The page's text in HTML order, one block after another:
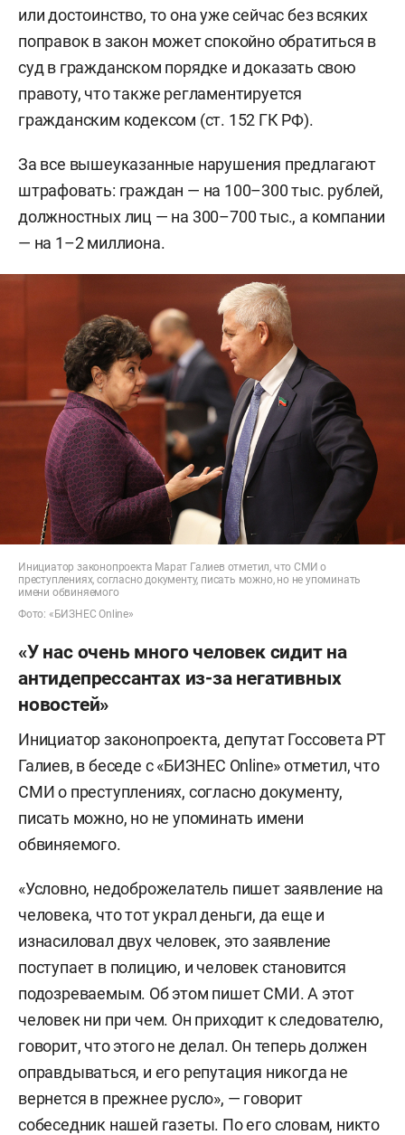
или достоинство, то она уже сейчас без всяких
поправок в закон может спокойно обратиться в
суд в гражданском порядке и доказать свою
правоту, что также регламентируется
гражданским кодексом (ст. 152 ГК РФ).
За все вышеуказанные нарушения предлагают
штрафовать: граждан — на 100–300 тыс. рублей,
должностных лиц — на 300–700 тыс., а компании
— на 1–2 миллиона.
Инициатор законопроекта Марат Галиев отметил, что СМИ о
преступлениях, согласно документу, писать можно, но не упоминать
имени обвиняемого
Фото: «БИЗНЕС Online»
«У нас очень много человек сидит на
антидепрессантах из-за негативных
новостей»
Инициатор законопроекта, депутат Госсовета РТ
Галиев, в беседе с «БИЗНЕС Online» отметил, что
СМИ о преступлениях, согласно документу,
писать можно, но не упоминать имени
обвиняемого.
«Условно, недоброжелатель пишет заявление на
человека, что тот украл деньги, да еще и
изнасиловал двух человек, это заявление
поступает в полицию, и человек становится
подозреваемым. Об этом пишет СМИ. А этот
человек ни при чем. Он приходит к следователю,
говорит, что этого не делал. Он теперь должен
оправдываться, и его репутация никогда не
вернется в прежнее русло», — говорит
собеседник нашей газеты. По его словам, никто